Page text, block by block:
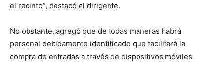
el recinto”, destacó el dirigente.
No obstante, agregó que de todas maneras habrá
personal debidamente identificado que facilitará la
compra de entradas a través de dispositivos móviles.